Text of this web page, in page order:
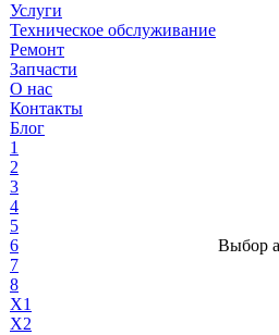
Услуги
Техническое обслуживание
Ремонт
Запчасти
О нас
Контакты
Блог
1
2
3
4
5
6
7
8
X1
X2
Выбор